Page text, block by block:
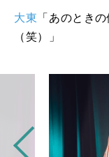
大東 「あのとき
（笑）」